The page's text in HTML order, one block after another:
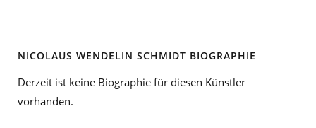
NICOLAUS WENDELIN SCHMIDT BIOGRAPHIE
Derzeit ist keine Biographie für diesen Künstler
vorhanden.